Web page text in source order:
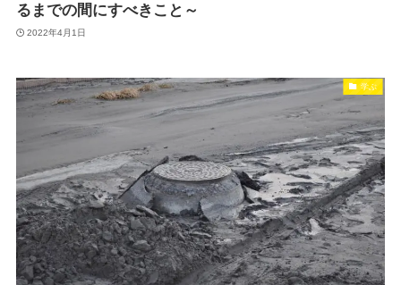
るまでの間にすべきこと～
2022年4月1日
学ぶ